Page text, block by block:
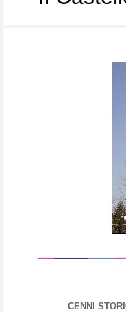
CENNI